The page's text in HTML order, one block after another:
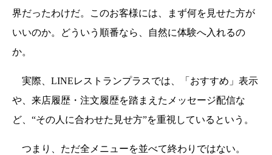
界だったわけだ。このお客様には、まず何を見せた方が
いいのか。どういう順番なら、自然に体験へ入れるの
か。
実際、LINEレストランプラスでは、「おすすめ」表示
や、来店履歴・注文履歴を踏まえたメッセージ配信な
ど、“その人に合わせた見せ方”を重視しているという。
つまり、ただ全メニューを並べて終わりではない。